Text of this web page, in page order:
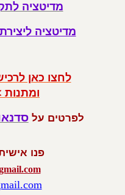
מדיטציה
מדיטציה
לחצו כאן
לפרטים על
פנו